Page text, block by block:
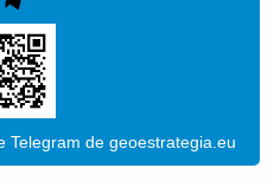
Telegram de geoestrategia.eu